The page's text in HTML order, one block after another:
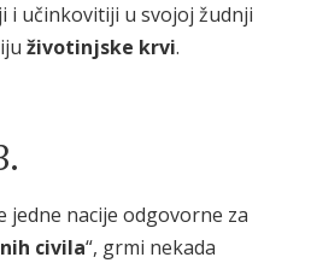
i učinkovitiji u svojoj žudnji
životinjske krvi.
jedne nacije odgovorne za
civila“, grmi nekada